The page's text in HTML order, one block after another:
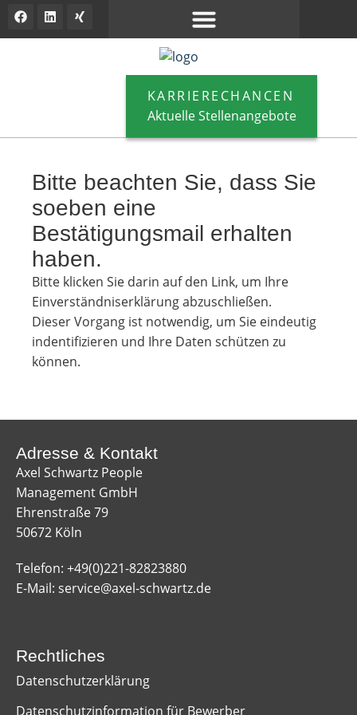
KARRIERECHANCEN
Aktuelle Stellenangebote
Bitte beachten Sie, dass Sie
soeben eine
Bestätigungsmail erhalten
haben.
Bitte klicken Sie darin auf den Link, um Ihre
Einverständniserklärung abzuschließen.
Dieser Vorgang ist notwendig, um Sie eindeutig
indentifizieren und Ihre Daten schützen zu
können.
Adresse & Kontakt​
Axel Schwartz People
Management GmbH
Ehrenstraße 79
50672 Köln
Telefon: +49(0)221-82823880
E-Mail: service@axel-schwartz.de
Rechtliches
Datenschutzerklärung
Datenschutzinformation für Bewerber